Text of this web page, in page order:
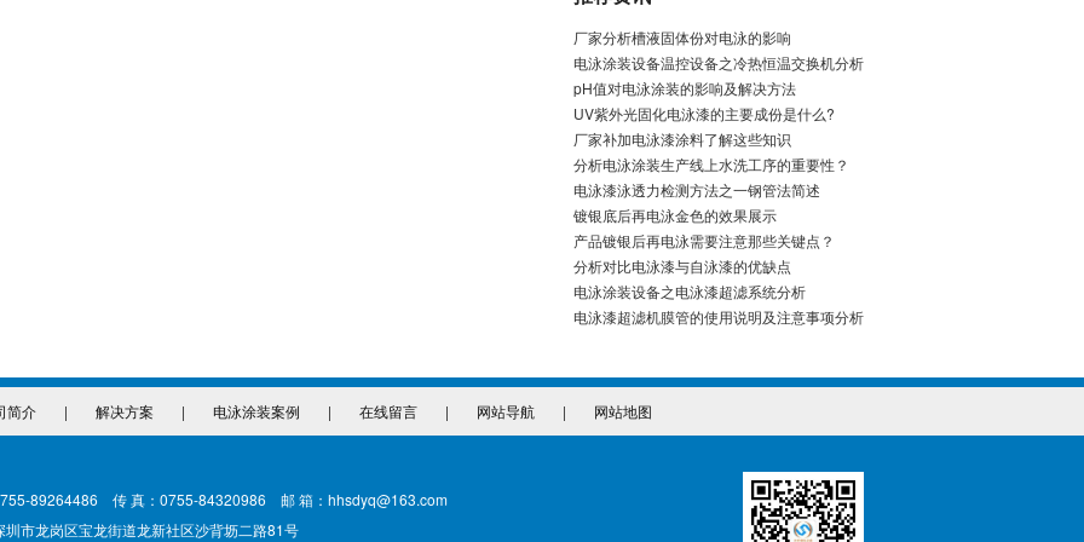
厂家分析槽液固体份对电泳的影响
电泳涂装设备温控设备之冷热恒温交换机分析
pH值对电泳涂装的影响及解决方法
UV紫外光固化电泳漆的主要成份是什么?
厂家补加电泳漆涂料了解这些知识
分析电泳涂装生产线上水洗工序的重要性？
电泳漆泳透力检测方法之一钢管法简述
镀银底后再电泳金色的效果展示
产品镀银后再电泳需要注意那些关键点？
分析对比电泳漆与自泳漆的优缺点
电泳涂装设备之电泳漆超滤系统分析
电泳漆超滤机膜管的使用说明及注意事项分析
简介 | 解决方案 | 电泳涂装案例 | 在线留言 | 网站导航 | 网站地图
89264486 传 真：0755-84320986 邮 箱：hhsdyq@163.com
圳市龙岗区宝龙街道龙新社区沙背坜二路81号